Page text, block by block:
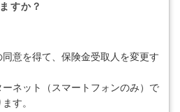
すか？
意を得て、保険金受取人を変更す
ネット（スマートフォンのみ）で
す。